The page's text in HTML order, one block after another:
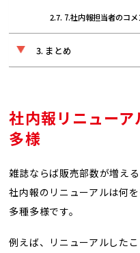
7.社内報担当者のコ
まとめ
社内報リニュー
多様
雑誌ならば販売部数が増え
社内報のリニューアルは何
多種多様です。
例えば、リニューアルした